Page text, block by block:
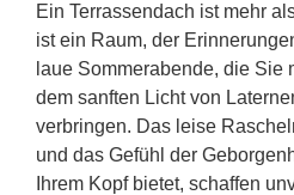
Ein Terrassendach ist mehr
ist ein Raum, der
laue Sommerabende, die Sie
dem sanften Licht von
verbringen. Das leise
und das Gefühl der
Ihrem Kopf bietet, schaffen